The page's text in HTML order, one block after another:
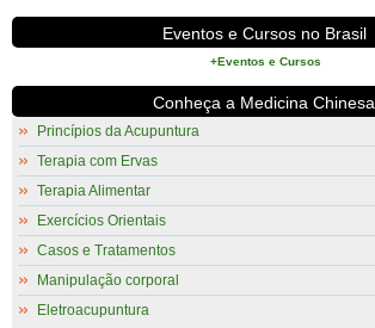
Eventos e Cursos no Brasil
+Eventos e Cursos
Conheça a Medicina Chinesa
Princípios da Acupuntura
Terapia com Ervas
Terapia Alimentar
Exercícios Orientais
Casos e Tratamentos
Manipulação corporal
Eletroacupuntura